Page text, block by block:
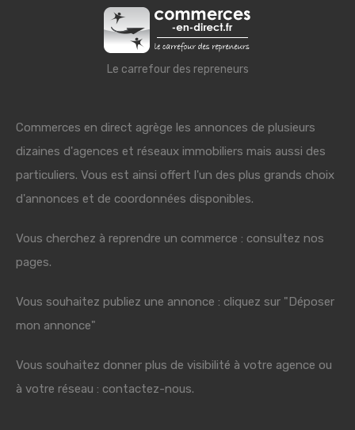
Le carrefour des repreneurs
Commerces en direct agrège les annonces de plusieurs
dizaines d'agences et réseaux immobiliers mais aussi des
particuliers. Vous est ainsi offert l'un des plus grands choix
d'annonces et de coordonnées disponibles.
Vous cherchez à reprendre un commerce : consultez nos
pages.
Vous souhaitez publiez une annonce : cliquez sur "Déposer
mon annonce"
Vous souhaitez donner plus de visibilité à votre agence ou
à votre réseau : contactez-nous.